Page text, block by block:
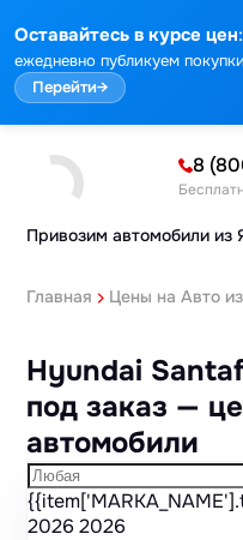
Оставайтесь в курсе цен:
ежедневно публикуем
Перейти→
Привозим автомобили из
8
Главная Цены на Авто
Hyundai
под заказ —
автомобили
20262026